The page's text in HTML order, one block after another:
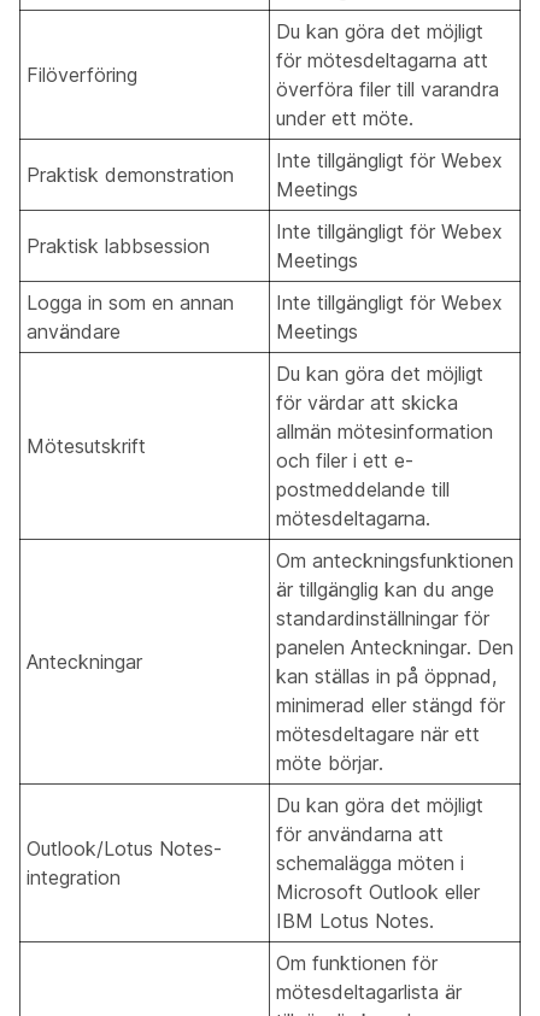
Filöverföring
Du kan göra det möjligt
för mötesdeltagarna att
överföra filer till varandra
under ett möte.
Praktisk demonstration
Inte tillgängligt för Webex
Meetings
Praktisk labbsession
Inte tillgängligt för Webex
Meetings
Logga in som en annan
användare
Inte tillgängligt för Webex
Meetings
Mötesutskrift
Du kan göra det möjligt
för värdar att skicka
allmän mötesinformation
och filer i ett e-
postmeddelande till
mötesdeltagarna.
Anteckningar
Om anteckningsfunktionen
är tillgänglig kan du ange
standardinställningar för
panelen Anteckningar. Den
kan ställas in på öppnad,
minimerad eller stängd för
mötesdeltagare när ett
möte börjar.
Outlook/Lotus Notes-
integration
Du kan göra det möjligt
för användarna att
schemalägga möten i
Microsoft Outlook eller
IBM Lotus Notes.
Om funktionen för
mötesdeltagarlista är